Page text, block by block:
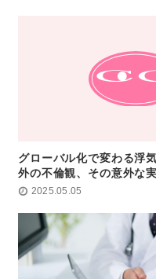
グローバル化で変わる浮
外の不倫観、その意外な
2025.05.05